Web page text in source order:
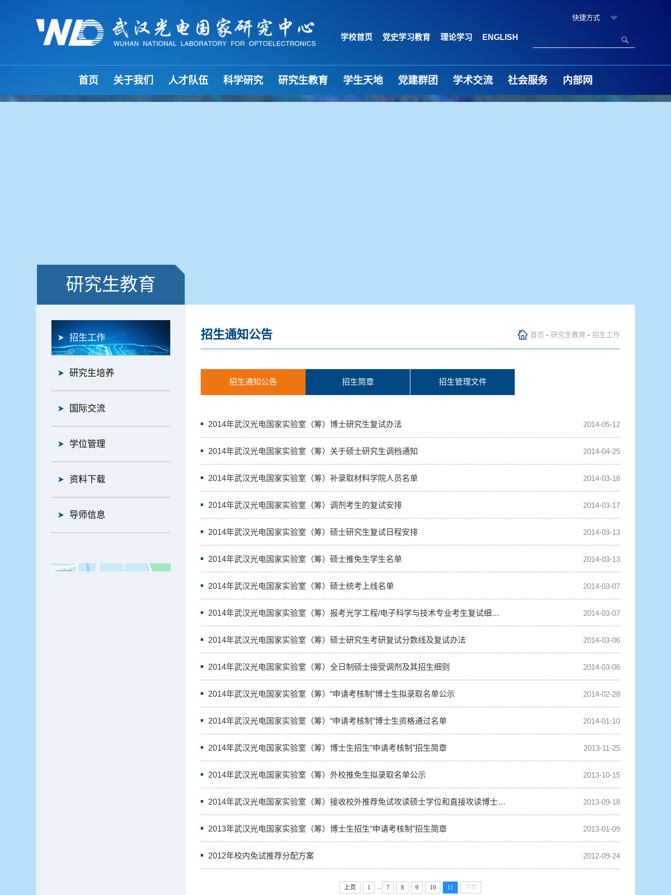
快捷方式
学校首页 党史学习教育 理论学习 ENGLISH
首页 关于我们 人才队伍 科学研究 研究生教育 学生天地 党建群团 学术交流 社会服务 内部网
研究生教育
招生工作
研究生培养
国际交流
学位管理
资料下载
导师信息
招生通知公告 首页 - 研究生教育 - 招生工作
招生通知公告 招生简章 招生管理文件
2014年武汉光电国家实验室（筹）博士研究生复试办法 2014-05-12
2014年武汉光电国家实验室（筹）关于硕士研究生调档通知 2014-04-25
2014年武汉光电国家实验室（筹）补录取材料学院人员名单 2014-03-18
2014年武汉光电国家实验室（筹）调剂考生的复试安排 2014-03-17
2014年武汉光电国家实验室（筹）硕士研究生复试日程安排 2014-03-13
2014年武汉光电国家实验室（筹）硕士推免生学生名单 2014-03-13
2014年武汉光电国家实验室（筹）硕士统考上线名单 2014-03-07
2014年武汉光电国家实验室（筹）报考光学工程/电子科学与技术专业考生复试细… 2014-03-07
2014年武汉光电国家实验室（筹）硕士研究生考研复试分数线及复试办法 2014-03-06
2014年武汉光电国家实验室（筹）全日制硕士接受调剂及其招生细则 2014-03-06
2014年武汉光电国家实验室（筹）“申请考核制”博士生拟录取名单公示 2014-02-28
2014年武汉光电国家实验室（筹）“申请考核制”博士生资格通过名单 2014-01-10
2014年武汉光电国家实验室（筹）博士生招生“申请考核制”招生简章 2013-11-25
2014年武汉光电国家实验室（筹）外校推免生拟录取名单公示 2013-10-15
2014年武汉光电国家实验室（筹）接收校外推荐免试攻读硕士学位和直接攻读博士… 2013-09-18
2013年武汉光电国家实验室（筹）博士生招生“申请考核制”招生简章 2013-01-09
2012年校内免试推荐分配方案 2012-09-24
上页 1 7 8 9 10 11 下页